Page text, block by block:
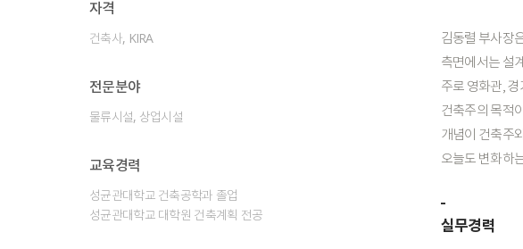
자격
건축사, KIRA
전문분야
물류시설, 상업시설
교육경력
성균관대학교 건축공학과 졸업
성균관대학교 대학원 건축계획 전공
김동렬 부사장
측면에서는 설계
주로 영화관,경
건축주의 목적이
개념이 건축주
오늘도 변화하
실무경력